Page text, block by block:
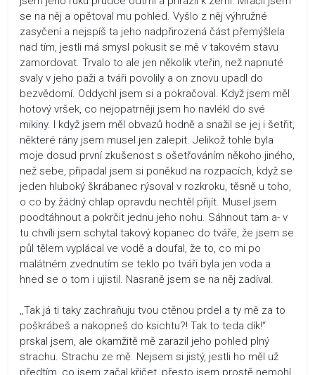
se na něj a opětoval mu pohled. Vyšlo z něj výhružné
zasyčení a nejspíš ta jeho nadpřirozená část přemýšlela
nad tím, jestli má smysl pokusit se mě v takovém stavu
zamordovat. Trvalo to ale jen několik vteřin, než napnuté
svaly v jeho paži a tváři povolily a on znovu upadl do
bezvědomí. Oddychl jsem si a pokračoval. Když jsem měl
hotový vršek, co nejopatrněji jsem ho navlékl do své
mikiny. I když jsem měl obvazů hodně a snažil se jej i šetřit,
některé rány jsem musel jen zalepit. Jelikož tohle byla
moje dosud první zkušenost s ošetřováním někoho jiného,
než sebe, připadal jsem si poněkud na rozpacích, když se
jeden hluboký škrábanec rýsoval v rozkroku, těsně u toho,
o co by žádný chlap opravdu nechtěl přijít. Musel jsem
poodtáhnout a pokrčit jednu jeho nohu. Sáhnout tam a- v
tu chvíli jsem schytal takový kopanec do tváře, že jsem se
půl tělem vyplácal ve vodě a doufal, že to, co mi po
malátném zvednutím se teklo po tváři byla jen voda a
hned se o tom i ujistil. Nasraně jsem se na něj zadíval.
,,Tak já ti taky zachraňuju tvou ctěnou prdel a ty mě za to
poškrábeš a nakopneš do ksichtu?! Tak to teda dík!“
prskal jsem, ale okamžitě mě zarazil jeho pohled plný
strachu. Strachu ze mě. Nejsem si jistý, jestli ho měl už
předtím, co jsem začal křičet, přesto jsem prostě nemohl